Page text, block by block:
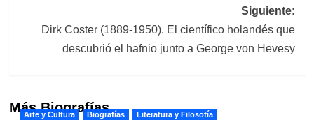
Siguiente:
Dirk Coster (1889-1950). El científico holandés que
descubrió el hafnio junto a George von Hevesy
Más Biografías
Arte y Cultura Biografías Literatura y Filosofía